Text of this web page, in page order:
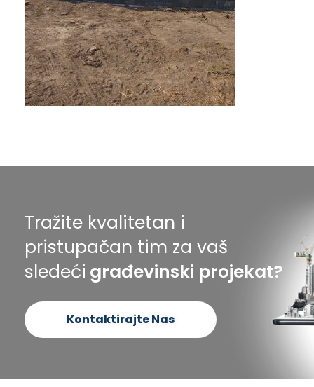
Tražite kvalitetan i
pristupačan tim za vaš
sledeći građevinski projekat?
Kontaktirajte Nas